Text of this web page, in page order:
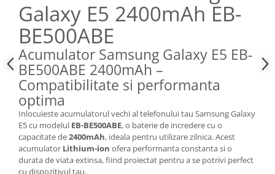
Nokia
Samsung
Sony
Display
Acer
Alcatel
Allview
Asus
Asus
Blackberry
Galaxy E5 2400mAh EB-
BE500ABE
Acumulator Samsung Galaxy E5 EB-
BE500ABE 2400mAh –
Compatibilitate si performanta
optima
Inlocuieste acumulatorul vechi al telefonului tau Samsung Galaxy
E5 cu modelul EB-BE500ABE, o baterie de incredere cu o
capacitate de2400mAh, ideala pentru utilizare zilnica. Acest
acumulator Lithium-ion ofera performanta constanta si o
durata de viata extinsa, fiind proiectat pentru a se potrivi perfect
cu dispozitivul tau.